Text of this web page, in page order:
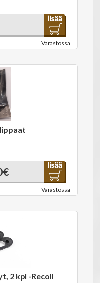
Varastossa
Varastossa
2 kpl -Recoil